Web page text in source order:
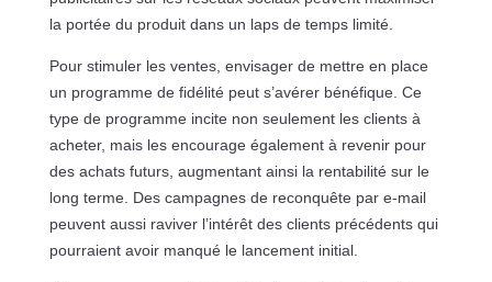
la portée du produit dans un laps de temps limité.
Pour stimuler les ventes, envisager de mettre en place
un programme de fidélité peut s’avérer bénéfique. Ce
type de programme incite non seulement les clients à
acheter, mais les encourage également à revenir pour
des achats futurs, augmentant ainsi la rentabilité sur le
long terme. Des campagnes de reconquête par e-mail
peuvent aussi raviver l’intérêt des clients précédents qui
pourraient avoir manqué le lancement initial.